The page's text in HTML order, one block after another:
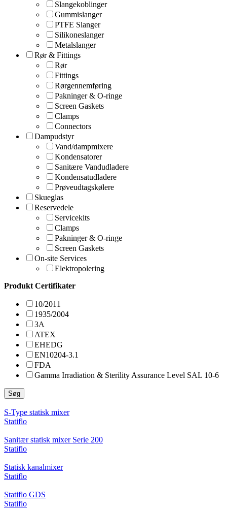
Slangekoblinger
Gummislanger
PTFE Slanger
Silikoneslanger
Metalslanger
Rør & Fittings
Rør
Fittings
Rørgennemføring
Pakninger & O-ringe
Screen Gaskets
Clamps
Connectors
Dampudstyr
Vand/dampmixere
Kondensatorer
Sanitære Vandudladere
Kondensatudladere
Prøveudtagskølere
Skueglas
Reservedele
Servicekits
Clamps
Pakninger & O-ringe
Screen Gaskets
On-site Services
Elektropolering
Produkt Certifikater
10/2011
1935/2004
3A
ATEX
EHEDG
EN10204-3.1
FDA
Gamma Irradiation & Sterility Assurance Level SAL 10-6
Søg
S-Type statisk mixer
Statiflo
Sanitær statisk mixer Serie 200
Statiflo
Statisk kanalmixer
Statiflo
Statiflo GDS
Statiflo